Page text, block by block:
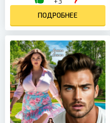
поправить свои дела.
Лучшее, что я смогла
придумать – это сбежать от
навязанного жениха и... стать
личной помощницей орка.
Очень личной! В тексте есть:
рыжая героиня, властный
герой, горячие орки, нежная
героиня, босс и его
подчиненная...
ПОДРОБНЕЕ